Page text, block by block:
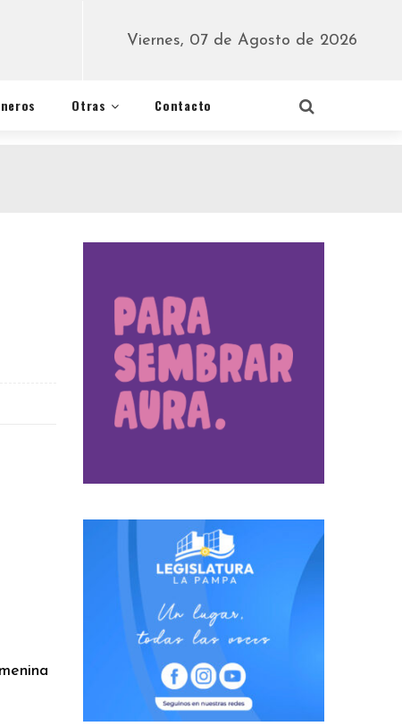
Viernes, 07 de Agosto de 2026
Otras Contacto